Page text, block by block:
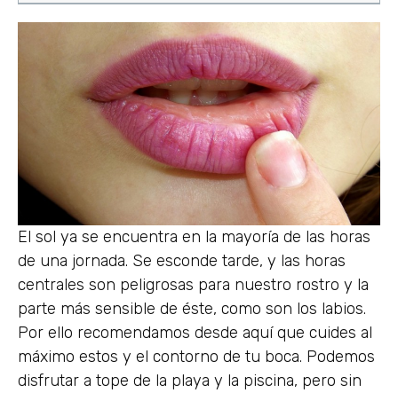
El sol ya se encuentra en la mayoría de las horas
de una jornada. Se esconde tarde, y las horas
centrales son peligrosas para nuestro rostro y la
parte más sensible de éste, como son los labios.
Por ello recomendamos desde aquí que cuides al
máximo estos y el contorno de tu boca. Podemos
disfrutar a tope de la playa y la piscina, pero sin